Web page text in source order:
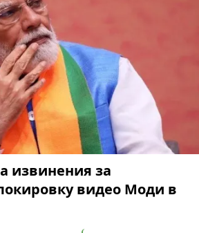
извинения за
видео Моди в